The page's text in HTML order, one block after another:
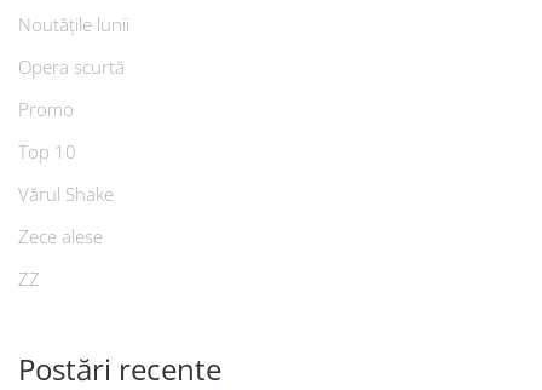
Noutățile lunii
Opera scurtă
Promo
Top 10
Vărul Shake
Zece alese
ZZ
Postări recente